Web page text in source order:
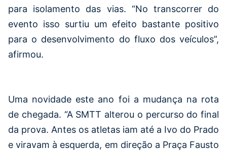
para isolamento das vias. “No transcorrer do
evento isso surtiu um efeito bastante positivo
para o desenvolvimento do fluxo dos veículos”,
afirmou.
Uma novidade este ano foi a mudança na rota
de chegada. “A SMTT alterou o percurso do final
da prova. Antes os atletas iam até a Ivo do Prado
e viravam à esquerda, em direção a Praça Fausto